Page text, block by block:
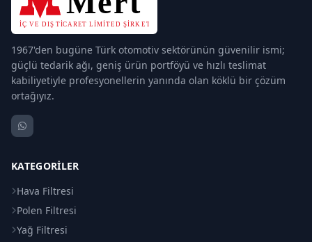
1967'den bugüne Türk otomotiv sektörünün güvenilir ismi;
güçlü tedarik ağı, geniş ürün portföyü ve hızlı teslimat
kabiliyetiyle profesyonellerin yanında olan köklü bir çözüm
ortağıyız.
KATEGORILER
Hava Filtresi
Polen Filtresi
Yağ Filtresi